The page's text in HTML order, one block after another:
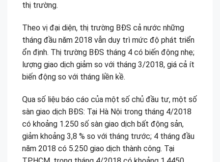
thị trường.
Theo vị đại diện, thị trường BĐS cả nước những
tháng đầu năm 2018 vẫn duy trì mức độ phát triển
ổn định. Thị trường BĐS tháng 4 có biến động nhẹ;
lượng giao dịch giảm so với tháng 3/2018, giá cả ít
biến động so với tháng liền kề.
Qua số liệu báo cáo của một số chủ đầu tư, một số
sàn giao dịch BĐS: Tại Hà Nội trong tháng 4/2018
có khoảng 1.250 số sàn giao dịch bất động sản,
giảm khoảng 3,8 % so với tháng trước; 4 tháng đầu
năm 2018 có 5.250 giao dịch thành công. Tại